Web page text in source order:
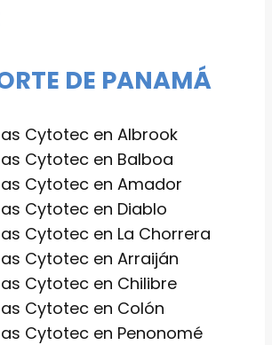
DE PANAMÁ
Cytotec en Albrook
Cytotec en Balboa
Cytotec en Amador
Cytotec en Diablo
Cytotec en La Chorrera
Cytotec en Arraiján
Cytotec en Chilibre
Cytotec en Colón
Cytotec en Penonomé